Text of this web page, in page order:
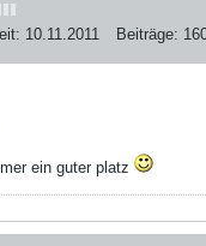
10.11.2011 Beiträge:
ein guter platz